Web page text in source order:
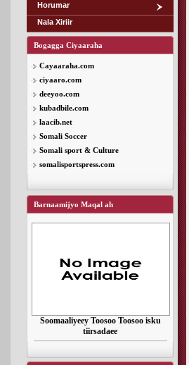
Horumar
Nala Xiriir
Bogagga Ciyaaraha
Cayaaraha.com
ciyaaro.com
deeyoo.com
kubadbile.com
laacib.net
Somali Soccer
Somali sport & Culture
somalisportspress.com
Barnaamijyo Maqal ah
Soomaaliyeey Toosoo Toosoo isku
tiirsadaee